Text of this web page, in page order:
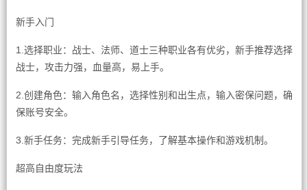
新手入门
1.选择职业：战士、法师、道士三种职业各有优劣，新手推荐选择
战士，攻击力强，血量高，易上手。
2.创建角色：输入角色名，选择性别和出生点，输入密保问题，确
保账号安全。
3.新手任务：完成新手引导任务，了解基本操作和游戏机制。
超高自由度玩法